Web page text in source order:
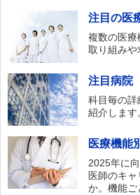
注目の医
複数の医
取り組みや
注目病院
科目毎の
紹介します
医療機能
2025年に
医師のキ
か。機能ご